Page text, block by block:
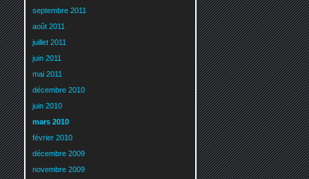
septembre 2011
août 2011
juillet 2011
juin 2011
mai 2011
décembre 2010
juin 2010
mars 2010
février 2010
décembre 2009
novembre 2009